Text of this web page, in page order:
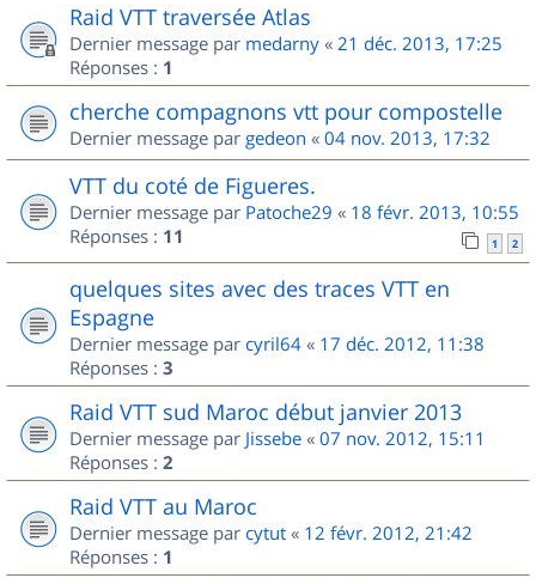
Raid VTT traversée Atlas
Dernier message par medarny « 21 déc. 2013, 17:25
Réponses : 1
cherche compagnons vtt pour compostelle
Dernier message par gedeon « 04 nov. 2013, 17:32
VTT du coté de Figueres.
Dernier message par Patoche29 « 18 févr. 2013, 10:55
Réponses : 11 1 2
quelques sites avec des traces VTT en
Espagne
Dernier message par cyril64 « 17 déc. 2012, 11:38
Réponses : 3
Raid VTT sud Maroc début janvier 2013
Dernier message par Jissebe « 07 nov. 2012, 15:11
Réponses : 2
Raid VTT au Maroc
Dernier message par cytut « 12 févr. 2012, 21:42
Réponses : 1